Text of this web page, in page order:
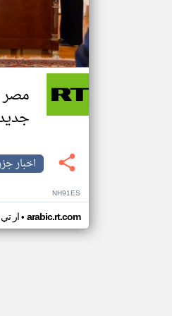
مصر
اخبار
NH91ES
ار• arabic.rt.com